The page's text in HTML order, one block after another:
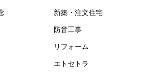
新築・注文住宅
防音工事
リフォーム
エトセトラ